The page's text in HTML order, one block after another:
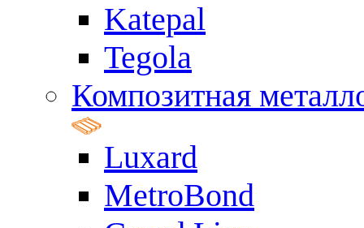
Katepal
Tegola
Композитная
Luxard
MetroBond